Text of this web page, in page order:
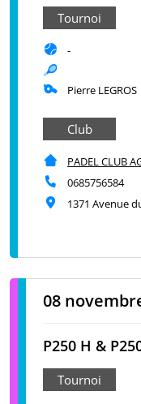
Tournoi
-
Pierre LEGROS
Club
PADEL CLUB
0685756584
1371 Avenue
08
P250 H &
Tournoi